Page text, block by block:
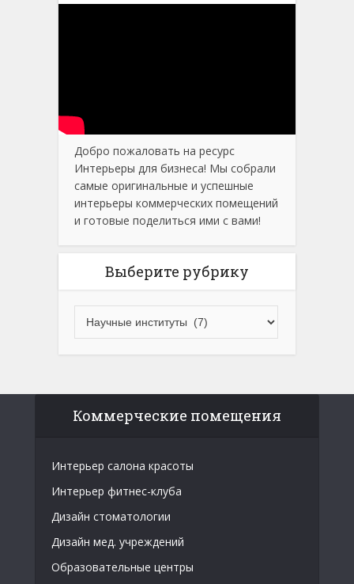
Добро пожаловать на ресурс
Интерьеры для бизнеса! Мы собрали
самые оригинальные и успешные
интерьеры коммерческих помещений
и готовые поделиться ими с вами!
Выберите рубрику
Коммерческие помещения
Интерьер салона красоты
Интерьер фитнес-клуба
Дизайн стоматологии
Дизайн мед. учреждений
Образовательные центры